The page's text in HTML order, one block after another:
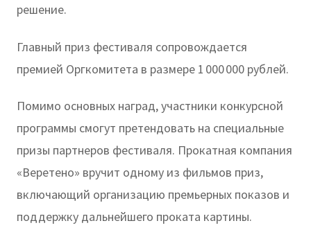
решение.
Главный приз фестиваля сопровождается
премией Оргкомитета в размере 1 000 000 рублей.
Помимо основных наград, участники конкурсной
программы смогут претендовать на специальные
призы партнеров фестиваля. Прокатная компания
«Веретено» вручит одному из фильмов приз,
включающий организацию премьерных показов и
поддержку дальнейшего проката картины.